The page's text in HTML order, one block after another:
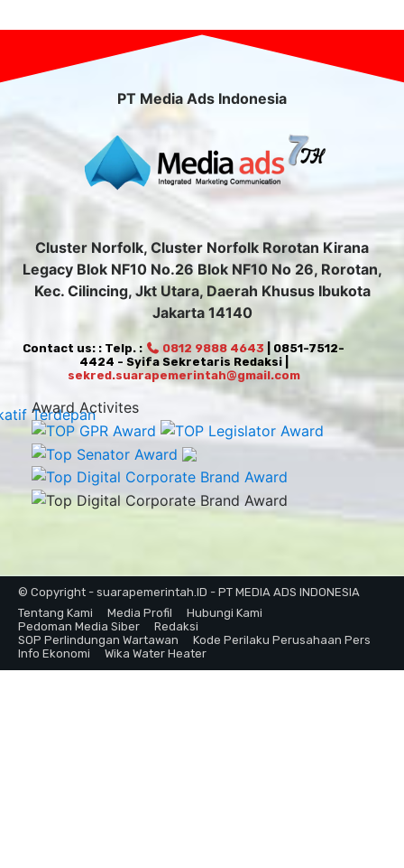
PT Media Ads Indonesia
Cluster Norfolk, Cluster Norfolk Rorotan Kirana
Legacy Blok NF10 No.26 Blok NF10 No 26, Rorotan,
Kec. Cilincing, Jkt Utara, Daerah Khusus Ibukota
Jakarta 14140
Contact us: : Telp. : 0812 9888 4643 | 0851-7512-
4424 - Syifa Sekretaris Redaksi |
sekred.suarapemerintah@gmail.com
Award Activites
© Copyright - suarapemerintah.ID - PT MEDIA ADS INDONESIA
Tentang Kami
Media Profil
Hubungi Kami
Pedoman Media Siber
Redaksi
SOP Perlindungan Wartawan
Kode Perilaku Perusahaan Pers
Info Ekonomi
Wika Water Heater